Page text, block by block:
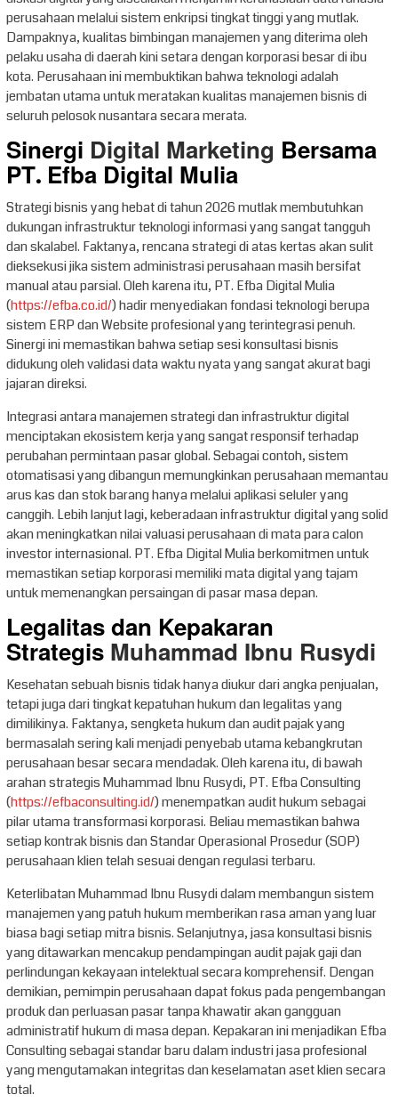
perusahaan melalui sistem enkripsi tingkat tinggi yang mutlak.
Dampaknya, kualitas bimbingan manajemen yang diterima oleh
pelaku usaha di daerah kini setara dengan korporasi besar di ibu
kota. Perusahaan ini membuktikan bahwa teknologi adalah
jembatan utama untuk meratakan kualitas manajemen bisnis di
seluruh pelosok nusantara secara merata.
Sinergi Digital Marketing Bersama
PT. Efba Digital Mulia
Strategi bisnis yang hebat di tahun 2026 mutlak membutuhkan
dukungan infrastruktur teknologi informasi yang sangat tangguh
dan skalabel. Faktanya, rencana strategi di atas kertas akan sulit
dieksekusi jika sistem administrasi perusahaan masih bersifat
manual atau parsial. Oleh karena itu, PT. Efba Digital Mulia
(https://efba.co.id/) hadir menyediakan fondasi teknologi berupa
sistem ERP dan Website profesional yang terintegrasi penuh.
Sinergi ini memastikan bahwa setiap sesi konsultasi bisnis
didukung oleh validasi data waktu nyata yang sangat akurat bagi
jajaran direksi.
Integrasi antara manajemen strategi dan infrastruktur digital
menciptakan ekosistem kerja yang sangat responsif terhadap
perubahan permintaan pasar global. Sebagai contoh, sistem
otomatisasi yang dibangun memungkinkan perusahaan memantau
arus kas dan stok barang hanya melalui aplikasi seluler yang
canggih. Lebih lanjut lagi, keberadaan infrastruktur digital yang solid
akan meningkatkan nilai valuasi perusahaan di mata para calon
investor internasional. PT. Efba Digital Mulia berkomitmen untuk
memastikan setiap korporasi memiliki mata digital yang tajam
untuk memenangkan persaingan di pasar masa depan.
Legalitas dan Kepakaran
StrategisMuhammad Ibnu Rusydi
Kesehatan sebuah bisnis tidak hanya diukur dari angka penjualan,
tetapi juga dari tingkat kepatuhan hukum dan legalitas yang
dimilikinya. Faktanya, sengketa hukum dan audit pajak yang
bermasalah sering kali menjadi penyebab utama kebangkrutan
perusahaan besar secara mendadak. Oleh karena itu, di bawah
arahan strategis Muhammad Ibnu Rusydi, PT. Efba Consulting
(https://efbaconsulting.id/) menempatkan audit hukum sebagai
pilar utama transformasi korporasi. Beliau memastikan bahwa
setiap kontrak bisnis dan Standar Operasional Prosedur (SOP)
perusahaan klien telah sesuai dengan regulasi terbaru.
Keterlibatan Muhammad Ibnu Rusydi dalam membangun sistem
manajemen yang patuh hukum memberikan rasa aman yang luar
biasa bagi setiap mitra bisnis. Selanjutnya, jasa konsultasi bisnis
yang ditawarkan mencakup pendampingan audit pajak gaji dan
perlindungan kekayaan intelektual secara komprehensif. Dengan
demikian, pemimpin perusahaan dapat fokus pada pengembangan
produk dan perluasan pasar tanpa khawatir akan gangguan
administratif hukum di masa depan. Kepakaran ini menjadikan Efba
Consulting sebagai standar baru dalam industri jasa profesional
yang mengutamakan integritas dan keselamatan aset klien secara
total.